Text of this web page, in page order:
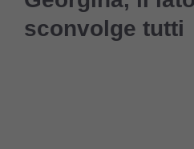
sconvolge tutti